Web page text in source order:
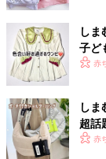
出典：Instagramアカ
しまむらでたくさ
し
子ど
ラボ
赤
し
超話
赤